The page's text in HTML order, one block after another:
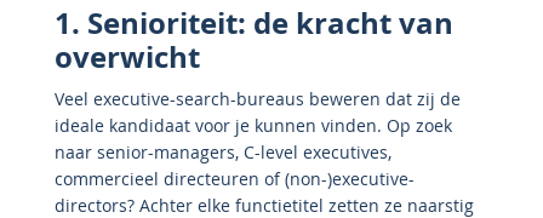
1. Senioriteit: de kracht van
overwicht
Veel executive-search-bureaus beweren dat zij de
ideale kandidaat voor je kunnen vinden. Op zoek
naar senior-managers, C-level executives,
commercieel directeuren of (non-)executive-
directors? Achter elke functietitel zetten ze naarstig